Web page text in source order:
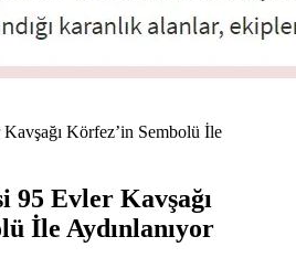
Körfez’in Sembolü İle
95 Evler Kavşağı
İle Aydınlanıyor